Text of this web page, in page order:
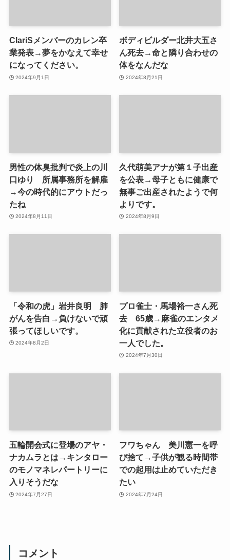
ClariSメンバーのカレン卒
業発表→夢をかなえて幸せ
になってください。
2024年9月1日
ボディビルダー北井大五さ
ん死去→命と隣り合わせの
体をなんだな
2024年8月21日
男性の体臭批判で炎上の川
口ゆり 所属事務所を解雇
→今の時代的にアウトだっ
たね
2024年8月11日
久代萌美アナが第１子出産
を公表→母子ともに健康で
無事ご出産されたようで何
よりです。
2024年8月9日
「令和の虎」岩井良明 肺
がんを告白→負けないで頑
張ってほしいです。
2024年8月2日
プロ雀士・馬場裕一さん死
去 65歳→麻雀のエンタメ
化に貢献された立役者のお
一人でした。
2024年7月30日
五輪開会式に登場のアヤ・
ナカムラとは→キンタロー
のモノマネレパートリーに
入りそうだな
2024年7月27日
フワちゃん 美川憲一を呼
び捨て→子供が観る時間帯
での起用は止めていただき
たい
2024年7月24日
コメント